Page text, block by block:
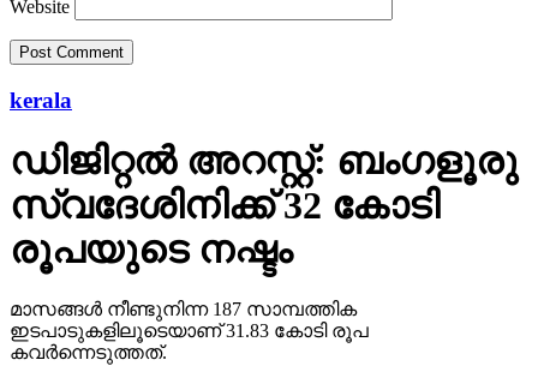
Website
kerala
ഡിജിറ്റല്‍ അറസ്റ്റ്: ബംഗളൂരു
സ്വദേശിനിക്ക് 32 കോടി
രൂപയുടെ നഷ്ടം
മാസങ്ങള്‍ നീണ്ടുനിന്ന 187 സാമ്പത്തിക
ഇടപാടുകളിലൂടെയാണ് 31.83 കോടി രൂപ
കവര്‍ന്നെടുത്തത്.